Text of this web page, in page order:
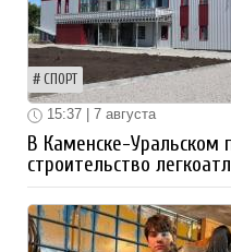
СПОРТ
15:37 | 7 августа
В Каменске-Уральском
строительство